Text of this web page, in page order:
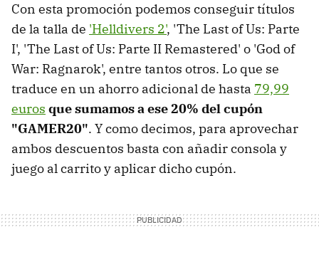
Con esta promoción podemos conseguir títulos
de la talla de 'Helldivers 2', 'The Last of Us: Parte
I', 'The Last of Us: Parte II Remastered' o 'God of
War: Ragnarok', entre tantos otros. Lo que se
traduce en un ahorro adicional de hasta 79,99
euros que sumamos a ese 20% del cupón
"GAMER20". Y como decimos, para aprovechar
ambos descuentos basta con añadir consola y
juego al carrito y aplicar dicho cupón.